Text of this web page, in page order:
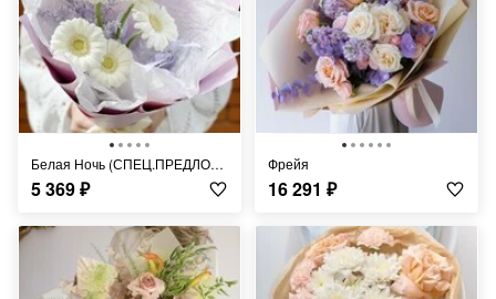
Белая Ночь (СПЕЦ.ПРЕДЛОЖЕНИЕ от 10 шт. на 1 адрес)
5 369₽
фрейя
16 291 ₽